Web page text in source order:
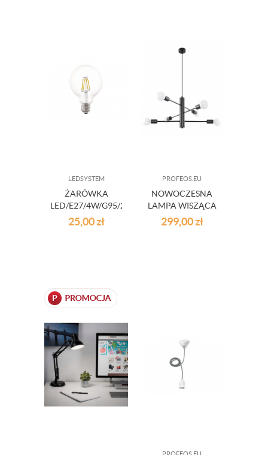
LEDSYSTEM
ŻARÓWKA
LED/E27/4W/G95/2700K/350LM
25,00zł
PROFEOS.EU
NOWOCZESNA
LAMPA WISZĄCA
CZARNA LOFT
METAL
299,00zł